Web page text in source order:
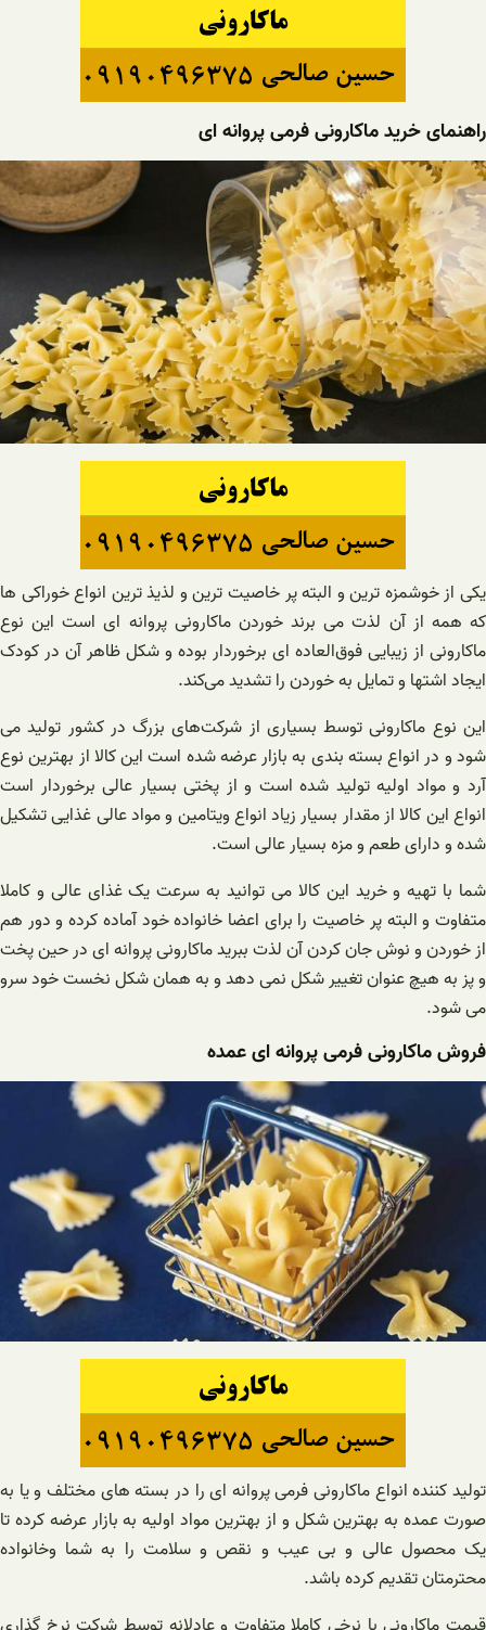
راهنمای خرید ماکارونی فرمی پروانه ای
یکی از خوشمزه ترین و البته پر خاصیت ترین و لذیذ ترین انواع خوراکی ها
که همه از آن لذت می برند خوردن ماکارونی پروانه ای است این نوع
ماکارونی از زیبایی فوق‌العاده ای برخوردار بوده و شکل ظاهر آن در کودک
ایجاد اشتها و تمایل به خوردن را تشدید می‌کند.
این نوع ماکارونی توسط بسیاری از شرکت‌های بزرگ در کشور تولید می
شود و در انواع بسته بندی به بازار عرضه شده است این کالا از بهترین نوع
آرد و مواد اولیه تولید شده است و از پختی بسیار عالی برخوردار است
انواع این کالا از مقدار بسیار زیاد انواع ویتامین و مواد عالی غذایی تشکیل
شده و دارای طعم و مزه بسیار عالی است.
شما با تهیه و خرید این کالا می توانید به سرعت یک غذای عالی و کاملا
متفاوت و البته پر خاصیت را برای اعضا خانواده خود آماده کرده و دور هم
از خوردن و نوش جان کردن آن لذت ببرید ماکارونی پروانه ای در حین پخت
و پز به هیچ عنوان تغییر شکل نمی دهد و به همان شکل نخست خود سرو
می شود.
فروش ماکارونی فرمی پروانه ای عمده
تولید کننده انواع ماکارونی فرمی پروانه ای را در بسته های مختلف و یا به
صورت عمده به بهترین شکل و از بهترین مواد اولیه به بازار عرضه کرده تا
یک محصول عالی و بی عیب و نقص و سلامت را به شما وخانواده
محترمتان تقدیم کرده باشد.